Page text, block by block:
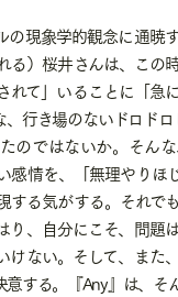
の現象学的観念に通暁
る）桜井さんは、この
れて」いることに「急
行き場のないドロドロ
のではないか。そん
感情を、「無理やりほ
する気がする。それで
り、自分にこそ、問題
けない。そして、また
する。『Any』は、そ